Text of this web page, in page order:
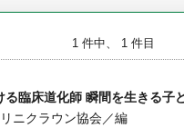
1 件中、 1 件目
る臨床道化師 瞬間を生きる子
ニクラウン協会／編